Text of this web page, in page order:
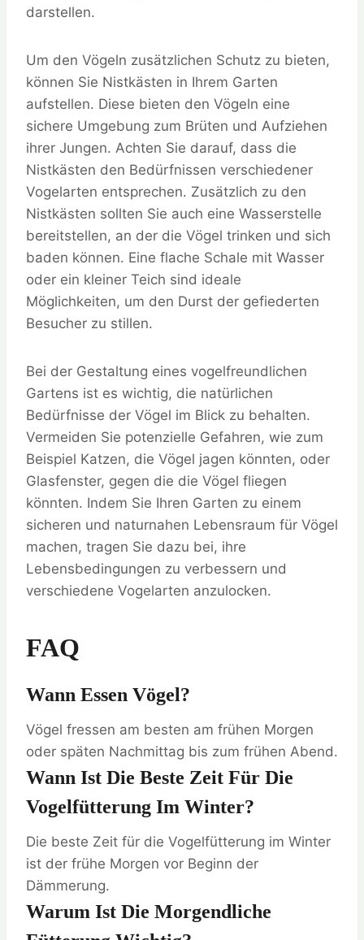
darstellen.
Um den Vögeln zusätzlichen Schutz zu bieten,
können Sie Nistkästen in Ihrem Garten
aufstellen. Diese bieten den Vögeln eine
sichere Umgebung zum Brüten und Aufziehen
ihrer Jungen. Achten Sie darauf, dass die
Nistkästen den Bedürfnissen verschiedener
Vogelarten entsprechen. Zusätzlich zu den
Nistkästen sollten Sie auch eine Wasserstelle
bereitstellen, an der die Vögel trinken und sich
baden können. Eine flache Schale mit Wasser
oder ein kleiner Teich sind ideale
Möglichkeiten, um den Durst der gefiederten
Besucher zu stillen.
Bei der Gestaltung eines vogelfreundlichen
Gartens ist es wichtig, die natürlichen
Bedürfnisse der Vögel im Blick zu behalten.
Vermeiden Sie potenzielle Gefahren, wie zum
Beispiel Katzen, die Vögel jagen könnten, oder
Glasfenster, gegen die die Vögel fliegen
könnten. Indem Sie Ihren Garten zu einem
sicheren und naturnahen Lebensraum für Vögel
machen, tragen Sie dazu bei, ihre
Lebensbedingungen zu verbessern und
verschiedene Vogelarten anzulocken.
FAQ
Wann Essen Vögel?
Vögel fressen am besten am frühen Morgen
oder späten Nachmittag bis zum frühen Abend.
Wann Ist Die Beste Zeit Für Die
Vogelfütterung Im Winter?
Die beste Zeit für die Vogelfütterung im Winter
ist der frühe Morgen vor Beginn der
Dämmerung.
Warum Ist Die Morgendliche